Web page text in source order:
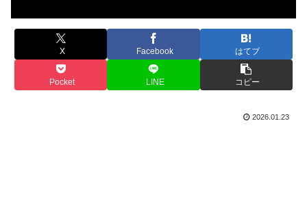
X Facebook はてブ
Pocket LINE コピー
2026.01.23